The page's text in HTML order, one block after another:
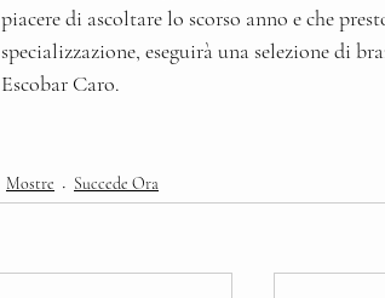
piacere di ascoltare lo scorso anno e che
specializzazione, eseguirà una selezione di
Escobar Caro.
Mostre Succede Ora